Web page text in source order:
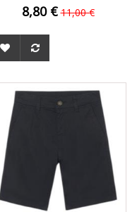
8,80 € 11,00 €
ΟFFER